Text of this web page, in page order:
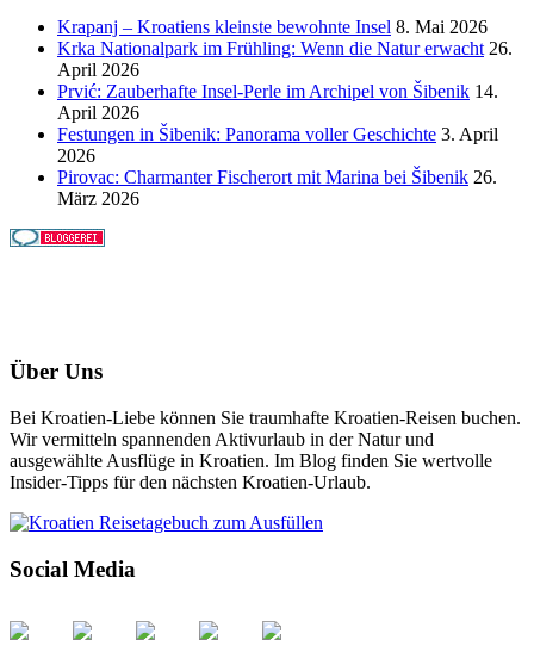
Krapanj – Kroatiens kleinste bewohnte Insel 8. Mai 2026
Krka Nationalpark im Frühling: Wenn die Natur erwacht 26.
April 2026
Prvić: Zauberhafte Insel-Perle im Archipel von Šibenik 14.
April 2026
Festungen in Šibenik: Panorama voller Geschichte 3. April
2026
Pirovac: Charmanter Fischerort mit Marina bei Šibenik 26.
März 2026
Über Uns
Bei Kroatien-Liebe können Sie traumhafte Kroatien-Reisen buchen.
Wir vermitteln spannenden Aktivurlaub in der Natur und
ausgewählte Ausflüge in Kroatien. Im Blog finden Sie wertvolle
Insider-Tipps für den nächsten Kroatien-Urlaub.
Social Media